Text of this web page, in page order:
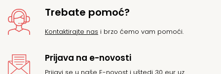
Trebate pomoć?
Kontaktirajte nas i brzo ćemo vam pomoći.
Prijava na e-novosti